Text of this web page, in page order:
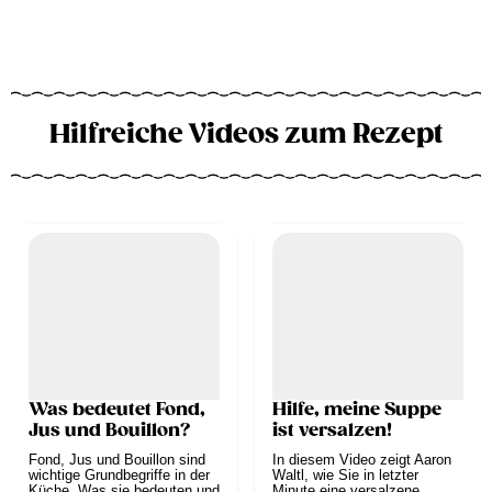
Hilfreiche Videos zum Rezept
Was bedeutet Fond,
Jus und Bouillon?
Fond, Jus und Bouillon sind
wichtige Grundbegriffe in der
Hilfe, meine Suppe
ist versalzen!
In diesem Video zeigt Aaron
Waltl, wie Sie in letzter